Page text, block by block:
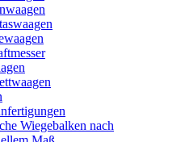
Wiegebalken nach